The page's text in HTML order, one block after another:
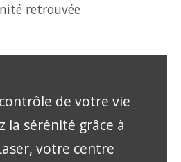
retrouvée
de votre vie
la sérénité grâce à
votre centre